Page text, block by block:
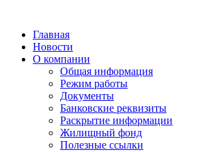
Главная
Новости
О компании
Общая информация
Режим работы
Документы
Банковские реквизиты
Раскрытие информации
Жилищный фонд
Полезные ссылки